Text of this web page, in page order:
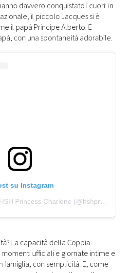
davvero conquistato i cuori: in
il piccolo Jacques si è
il papà Principe Alberto. E
con una spontaneità adorabile.
su Instagram
Un post condiviso da HSH Princess Charlene (@hshprincesscharlene)
La capacità della Coppia
ufficiali e giornate intime e
famiglia, con semplicità. E, come